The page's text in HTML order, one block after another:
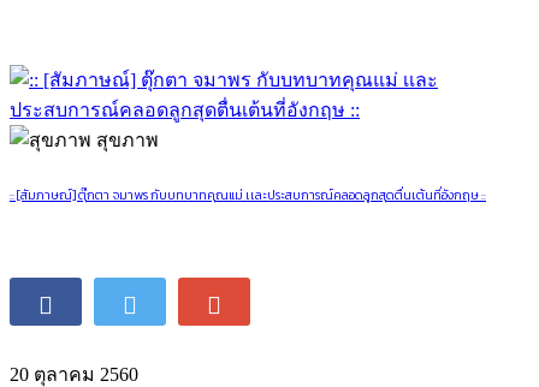
สุขภาพ
:: [สัมภาษณ์] ตุ๊กตา จมาพร กับบทบาทคุณแม่ เเละประสบการณ์คลอดลูกสุดตื่นเต้นที่อังกฤษ ::
20 ตุลาคม 2560